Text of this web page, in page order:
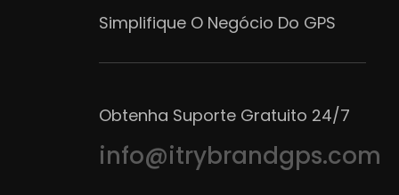
Simplifique O Negócio Do GPS
Obtenha Suporte Gratuito 24/7
info@itrybrandgps.com